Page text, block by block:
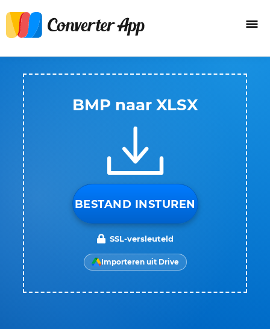
BMP naar XLSX
BESTAND INSTUREN
SSL-versleuteld
Importeren uit Drive